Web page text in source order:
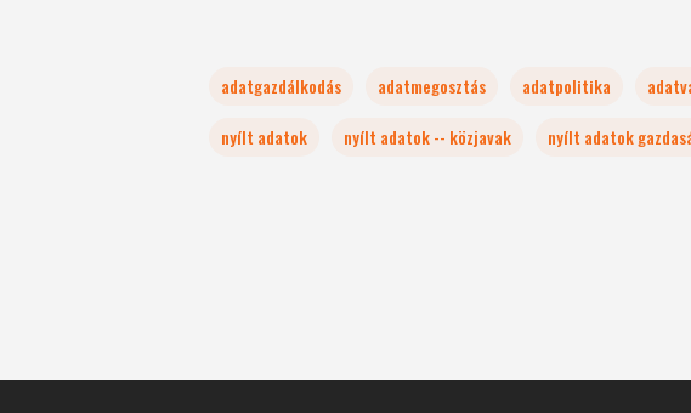
adatgazdálkodás adatmegosztás adatpolitika
nyílt adatok
nyílt adatok -- közjavak nyílt adatok